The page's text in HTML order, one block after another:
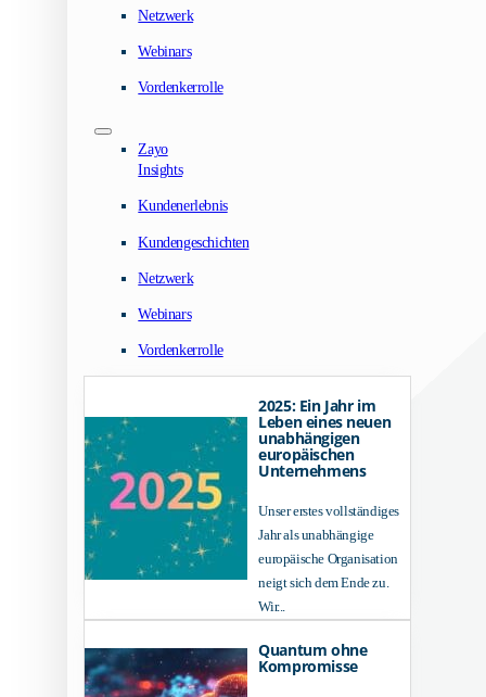
Netzwerk
Webinars
Vordenkerrolle
Zayo
Insights
Kundenerlebnis
Kundengeschichten
Netzwerk
Webinars
Vordenkerrolle
2025: Ein Jahr im
Leben eines neuen
unabhängigen
europäischen
Unternehmens
Unser erstes vollständiges
Jahr als unabhängige
europäische Organisation
neigt sich dem Ende zu.
Wir...
Quantum ohne
Kompromisse